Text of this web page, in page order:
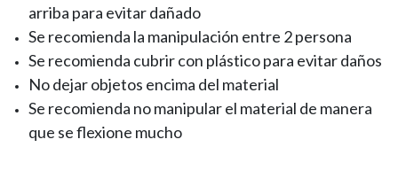
arriba para evitar dañado
Se recomienda la manipulación entre 2 persona
Se recomienda cubrir con plástico para evitar daños
No dejar objetos encima del material
Se recomienda no manipular el material de manera
que se flexione mucho